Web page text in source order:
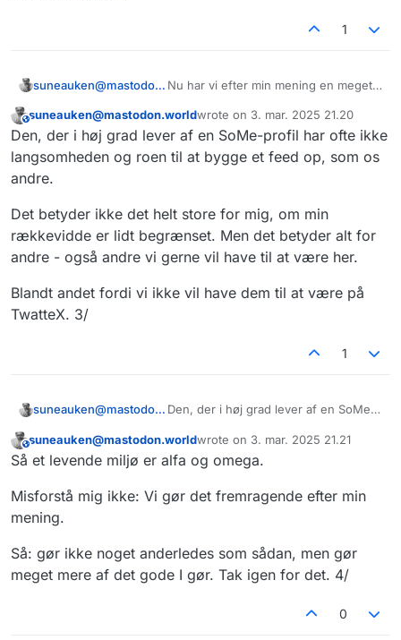
1
suneauken@mastodon.world Nu har vi efter min mening en meget
Mastodon til et så levende sted, at
når/hvis nogle af de højtprofilerede
konti - politikere osv - forsøger sig
herinde, så sker der faktisk noget
This user is from outside of this forum
suneauken@mastodon.worldwrote on 3. mar. 2025 21.20
sidst redigeret af
Den, der i høj grad lever af en SoMe-profil har ofte ikke
langsomheden og roen til at bygge et feed op, som os
andre.
Det betyder ikke det helt store for mig, om min
rækkevidde er lidt begrænset. Men det betyder alt for
andre - også andre vi gerne vil have til at være her.
Blandt andet fordi vi ikke vil have dem til at være på
TwatteX. 3/
1
suneauken@mastodon.world Den, der i høj grad lever af en SoMe-
roen til at bygge et feed op, som os
andre.
Det betyder ikke det helt store for
mig, om min rækkevidde er lidt
andre - også andre vi gerne vil have til
til at være på TwatteX. 3/
This user is from outside of this forum
suneauken@mastodon.worldwrote on 3. mar. 2025 21.21
sidst redigeret af
Så et levende miljø er alfa og omega.
Misforstå mig ikke: Vi gør det fremragende efter min
mening.
Så: gør ikke noget anderledes som sådan, men gør
meget mere af det gode I gør. Tak igen for det. 4/
0